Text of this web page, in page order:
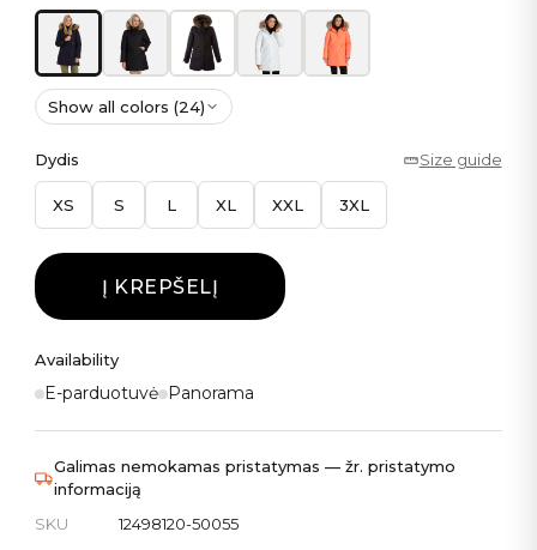
Show all colors (24)
Dydis Size guide
XS S L XL XXL 3XL
Į KREPŠELĮ
Availability
E-parduotuvė Panorama
Galimas nemokamas pristatymas — žr. pristatymo
informaciją
SKU
12498120-50055